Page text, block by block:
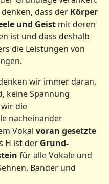
dass der Körper
und Geist mit deren
ist und dass deshalb
die Leistungen von
wir immer daran,
keine Spannung
die
nacheinander
Vokal voran gesetzte
H ist der Grund-
für alle Vokale und
Bänder und